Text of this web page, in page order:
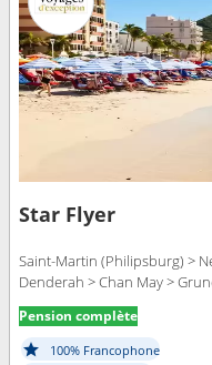
Star Flyer
Saint-Martin (Philipsburg) >
Denderah > Chan May >
Pension complète
100% Francophone